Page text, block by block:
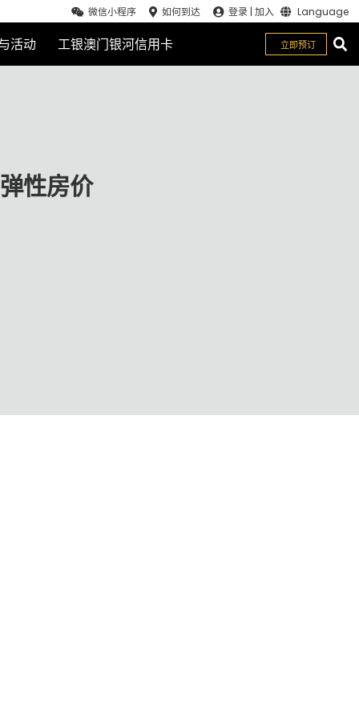
微信小程序 如何到达 登录 |加入 Language
活动 工银澳门银河信用卡
立即预订
关闭
性房价